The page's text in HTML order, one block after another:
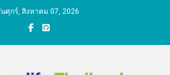
ศุกร์, สิงหาคม 07, 2026